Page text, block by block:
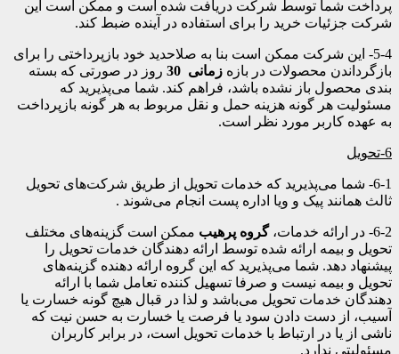
پرداخت شما توسط شرکت دریافت شده است و ممکن است این
شرکت جزئیات خرید را برای استفاده در آینده ضبط کند.
5-4- این شرکت ممکن است بنا به صلاحدید خود بازپرداختی را برای
بازگرداندن محصولات در بازه زمانی 30 روز در صورتی که بسته
بندی محصول باز نشده باشد، فراهم کند. شما می‌پذیرید که
مسئولیت هر گونه هزینه حمل و نقل مربوط به هر گونه بازپرداخت
به عهده کاربر مورد نظر است.
6- تحویل
6-1- شما می‌پذیرید که خدمات تحویل از طریق شرکت‌های تحویل
ثالث همانند پیک و ویا اداره پست انجام می‌شوند .
6-2- در ارائه خدمات، گروه پرهیب ممکن است گزینه‌های مختلف
تحویل و بیمه ارائه شده توسط ارائه دهندگان خدمات تحویل را
پیشنهاد دهد. شما می‌پذیرید که این گروه ارائه دهنده گزینه‌های
تحویل و بیمه نیست و صرفا تسهیل کننده تعامل شما با ارائه
دهندگان خدمات تحویل می‌باشد و لذا در قبال هیچ گونه خسارت یا
آسیب، از دست دادن سود یا فرصت یا خسارت به حسن نیت که
ناشی از یا در ارتباط با خدمات تحویل است، در برابر کاربران
مسئولیتی ندارد.